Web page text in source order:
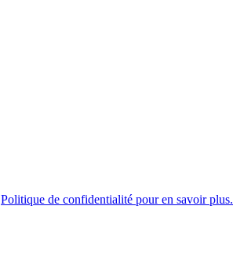
Politique de confidentialité pour en savoir plus.